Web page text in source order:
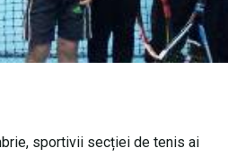
sportivii secției de tenis ai